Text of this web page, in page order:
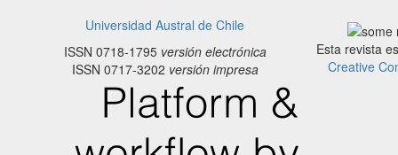
Universidad Austral de Chile
ISSN 0718-1795versión electrónica
ISSN 0717-3202 versión impresa
Esta revista
Creative